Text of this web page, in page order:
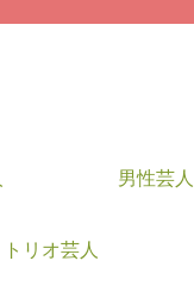
男性芸人
トリオ芸人